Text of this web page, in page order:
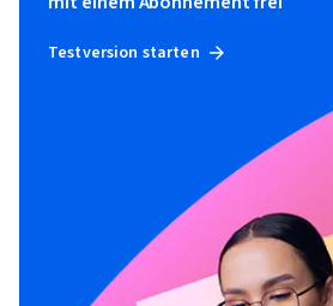
Testversion starten